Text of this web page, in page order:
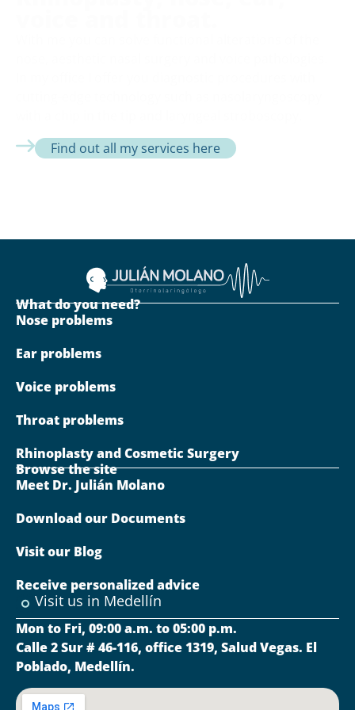
Find out all my services here
What do you need?
Nose problems
Ear problems
Voice problems
Throat problems
Rhinoplasty and Cosmetic Surgery
Browse the site
Meet Dr. Julián Molano
Download our Documents
Visit our Blog
Receive personalized advice
Visit us in Medellín
Mon to Fri, 09:00 a.m. to 05:00 p.m.
Calle 2 Sur # 46-116, office 1319, Salud Vegas. El
Poblado, Medellín.